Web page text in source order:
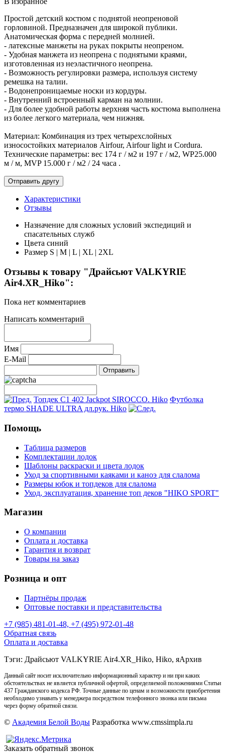
Простой детский костюм с поднятой неопреновой
горловиной. Предназначен для широкой публики.
Анатомическая форма с передней молнией.
- латексные манжеты на руках покрыты неопреном.
- Удобная манжета из неопрена с поднятыми краями,
изготовленная из неэластичного неопрена.
- Возможность регулировки размера, используя систему
ремешка на талии.
- Водонепроницаемые носки из кордуры.
- Внутренний встроенный карман на молнии.
- Для более удобной работы верхняя часть костюма выполнена
из более легкого материала, чем нижняя.
Материал: Комбинация из трех четырехслойных
износостойких материалов Airfour, Airfour light и Cordura.
Технические параметры: вес 174 г / м2 и 197 г / м2, WP25.000
м / м, MVP 15.000 г / м2 / 24 часа .
Характеристики
Отзывы
Назначение для сложных условий экспедиций и
спасательных служб
Цвета синий
Размер S | M | L | XL | 2XL
Отзывы к товару "Драйсьют VALKYRIE
Air4.XR_Hiko":
Пока нет комментариев
Написать комментарий
Имя
E-Mail
Топдек C1 402 Jackpot SIROCCO. Hiko Футболка
термо SHADE ULTRA дл.рук. Hiko
Помощь
Таблица размеров
Комплектации лодок
Шаблоны раскраски и цвета лодок
Уход за спортивными каяками и каноэ для слалома
Размеры юбок и топдеков для слалома
Уход, эксплуатация, хранение топ деков "HIKO SPORT"
Магазин
О компании
Оплата и доставка
Гарантия и возврат
Товары на заказ
Розница и опт
Партнёры продаж
Оптовые поставки и представительства
+7 (985) 481-01-48, +7 (495) 972-01-48
Обратная связь
Оплата и доставка
Тэги: Драйсьют VALKYRIE Air4.XR_Hiko, Hiko, яАрхив
Данный сайт носит исключительно информационный характер и ни при каких
обстоятельствах не является публичной офертой, определяемой положениями Статьи
437 Гражданского кодекса РФ. Точные данные по ценам и возможности приобретения
необходимо узнавать у менеджера посредством телефонного звонка или письма
через форму обратной связи.
© Академия Белой Воды Разработка www.cmssimpla.ru
Заказать обратный звонок